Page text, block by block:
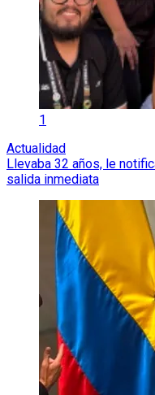
1
Actualidad
Llevaba 32 años, le
salida inmediata